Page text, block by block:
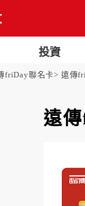
投資
friDay聯名卡 遠傳
遠